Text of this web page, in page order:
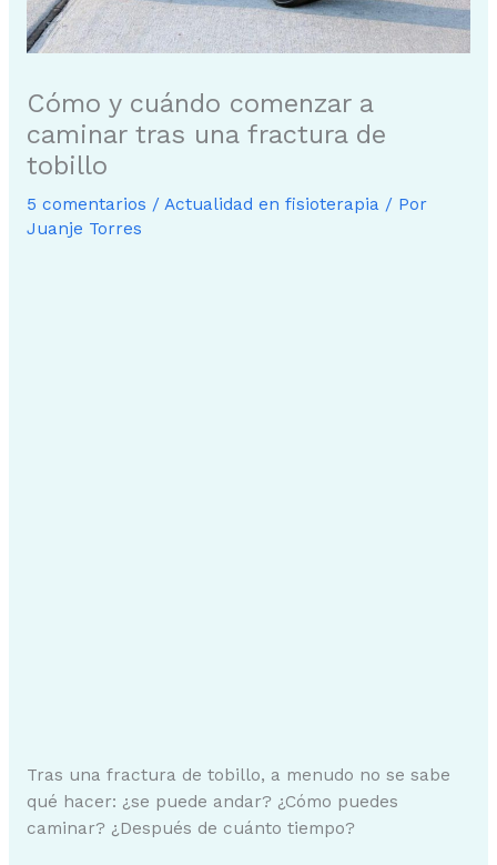
Cómo y cuándo comenzar a
caminar tras una fractura de
tobillo
5 comentarios / Actualidad en fisioterapia/ Por
Juanje Torres
Tras una fractura de tobillo, a menudo no se sabe
qué hacer: ¿se puede andar? ¿Cómo puedes
caminar? ¿Después de cuánto tiempo?